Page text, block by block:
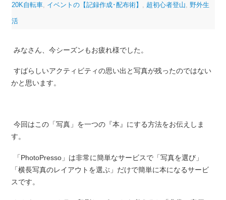
20K自転車, イベントの【記録作成･配布術】 超初心者登山 野外生
活
みなさん、今シーズンもお疲れ様でした。
すばらしいアクティビティの思い出と写真が残ったのではない
かと思います。
今回はこの「写真」を一つの『本』にする方法をお伝えしま
す。
「PhotoPresso」は非常に簡単なサービスで「写真を選び」
「横長写真のレイアウトを選ぶ」だけで簡単に本になるサービ
スです。